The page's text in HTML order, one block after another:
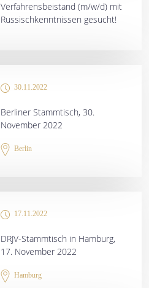
Verfahrensbeistand (m/w/d) mit
Russischkenntnissen gesucht!
30.11.2022
Berliner Stammtisch, 30.
November 2022
Berlin
17.11.2022
DRJV-Stammtisch in Hamburg,
17. November 2022
Hamburg